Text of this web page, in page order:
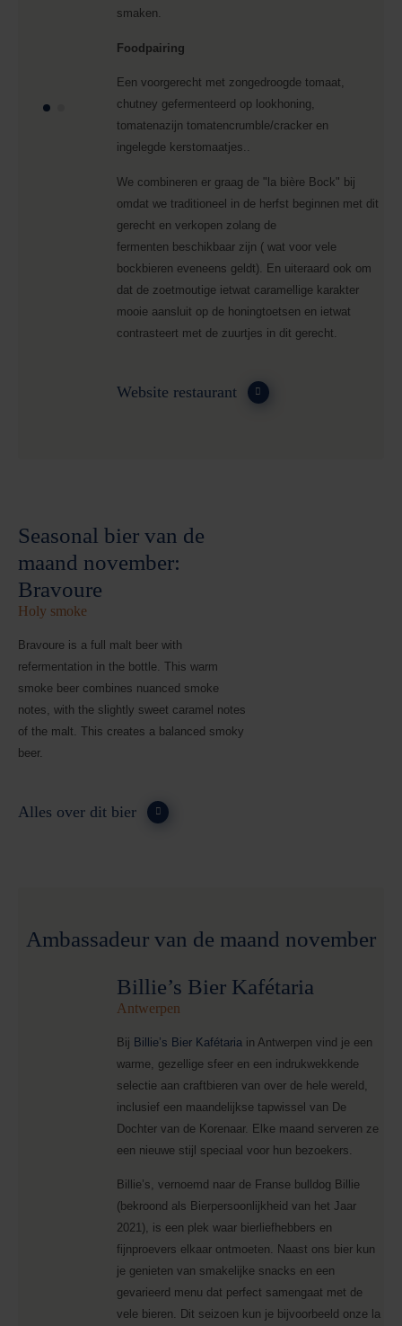
smaken.
Foodpairing
Een voorgerecht met zongedroogde tomaat,
chutney gefermenteerd op lookhoning,
tomatenazijn tomatencrumble/cracker en
ingelegde kerstomaatjes..
We combineren er graag de "la bière Bock" bij
omdat we traditioneel in de herfst beginnen met dit
gerecht en verkopen zolang de
fermenten beschikbaar zijn ( wat voor vele
bockbieren eveneens geldt). En uiteraard ook om
dat de zoetmoutige ietwat caramellige karakter
mooie aansluit op de honingtoetsen en ietwat
contrasteert met de zuurtjes in dit gerecht.
Website restaurant
Seasonal bier van de
maand november:
Bravoure
Holy smoke
Bravoure is a full malt beer with
refermentation in the bottle. This warm
smoke beer combines nuanced smoke
notes, with the slightly sweet caramel notes
of the malt. This creates a balanced smoky
beer.
Alles over dit bier
Ambassadeur van de maand november
Billie’s Bier Kafétaria
Antwerpen
Bij Billie’s Bier Kafétariain Antwerpen vind je een
warme, gezellige sfeer en een indrukwekkende
selectie aan craftbieren van over de hele wereld,
inclusief een maandelijkse tapwissel van De
Dochter van de Korenaar. Elke maand serveren ze
een nieuwe stijl speciaal voor hun bezoekers.
Billie’s, vernoemd naar de Franse bulldog Billie
(bekroond als Bierpersoonlijkheid van het Jaar
2021), is een plek waar bierliefhebbers en
fijnproevers elkaar ontmoeten. Naast ons bier kun
je genieten van smakelijke snacks en een
gevarieerd menu dat perfect samengaat met de
vele bieren. Dit seizoen kun je bijvoorbeeld onze la